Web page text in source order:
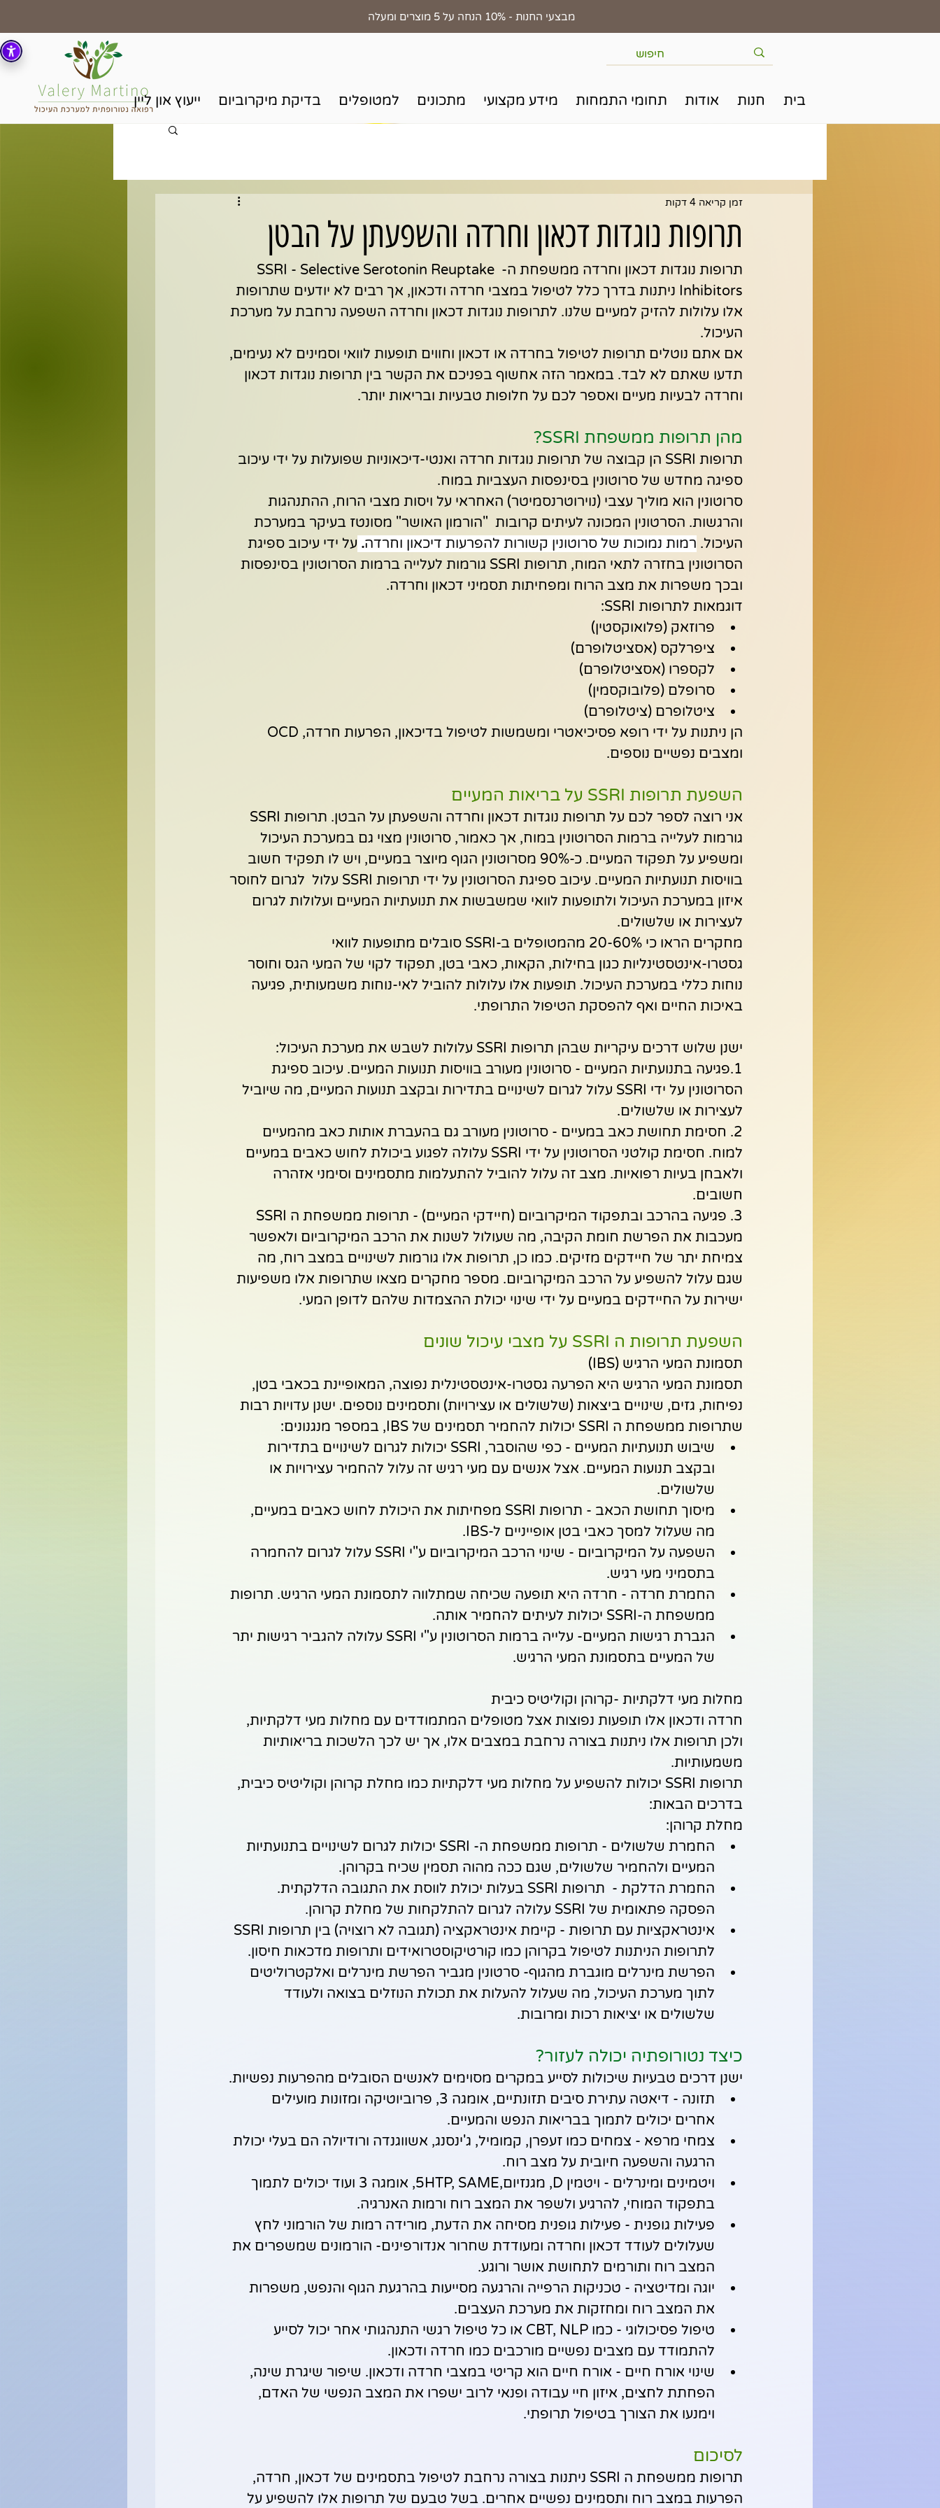
מבצעי החנות - 10% הנחה על 5 מוצרים ומעלה
בית חנות אודות תחומי התמחות מידע מקצועי מתכונים למטופלים בדיקת מיקרוביום ייעוץ און ליין
תרופות נוגדות דכאון וחרדה והשפעתן על הבטן
זמן קריאה 4 דקות
תרופות נוגדות דכאון וחרדה ממשפחת ה- SSRI - Selective Serotonin Reuptake
Inhibitors ניתנות בדרך כלל לטיפול במצבי חרדה ודכאון, אך רבים לא יודעים שתרופות
אלו עלולות להזיק למעיים שלנו. לתרופות נוגדות דכאון וחרדה השפעה נרחבת על מערכת
העיכול.
אם אתם נוטלים תרופות לטיפול בחרדה או דכאון וחווים תופעות לוואי וסמינים לא נעימים,
תדעו שאתם לא לבד. במאמר הזה אחשוף בפניכם את הקשר בין תרופות נוגדות דכאון
וחרדה לבעיות מעיים ואספר לכם על חלופות טבעיות ובריאות יותר.
מהן תרופות ממשפחת SSRI?
תרופות SSRI הן קבוצה של תרופות נוגדות חרדה ואנטי-דיכאוניות שפועלות על ידי עיכוב
ספיגה מחדש של סרוטונין בסינפסות העצביות במוח.
סרוטונין הוא מוליך עצבי (נוירוטרנסמיטר) האחראי על ויסות מצבי הרוח, ההתנהגות
והרגשות. הסרטונין המכונה לעיתים קרובות  "הורמון האושר" מסונטז בעיקר במערכת
העיכול. רמות נמוכות של סרוטונין קשורות להפרעות דיכאון וחרדה. על ידי עיכוב ספיגת
הסרוטונין בחזרה לתאי המוח, תרופות SSRI גורמות לעלייה ברמות הסרוטונין בסינפסות
ובכך משפרות את מצב הרוח ומפחיתות תסמיני דכאון וחרדה.
דוגמאות לתרופות SSRI:
פרוזאק (פלואוקסטין)
ציפרלקס (אסציטלופרם)
לקספרו (אסציטלופרם)
סרופלם (פלובוקסמין)
ציטלופרם (ציטלופרם)
ומצבים נפשיים נוספים.
השפעת תרופות SSRI על בריאות המעיים
גורמות לעלייה ברמות הסרוטונין במוח, אך כאמור, סרוטונין מצוי גם במערכת העיכול
ומשפיע על תפקוד המעיים. כ-90% מסרוטונין הגוף מיוצר במעיים, ויש לו תפקיד חשוב
בוויסות תנועתיות המעיים. עיכוב ספיגת הסרוטונין על ידי תרופות SSRI עלול  לגרום לחוסר
איזון במערכת העיכול ולתופעות לוואי שמשבשות את תנועתיות המעיים ועלולות לגרום
לעצירות או שלשולים.
מחקרים הראו כי 20-60% מהמטופלים ב-SSRI סובלים מתופעות לוואי
גסטרו-אינטסטינליות כגון בחילות, הקאות, כאבי בטן, תפקוד לקוי של המעי הגס וחוסר
נוחות כללי במערכת העיכול. תופעות אלו עלולות להוביל לאי-נוחות משמעותית, פגיעה
באיכות החיים ואף להפסקת הטיפול התרופתי.
ישנן שלוש דרכים עיקריות שבהן תרופות SSRI עלולות לשבש את מערכת העיכול:
1.פגיעה בתנועתיות המעיים - סרוטונין מעורב בוויסות תנועות המעיים. עיכוב ספיגת
הסרוטונין על ידי SSRI עלול לגרום לשינויים בתדירות ובקצב תנועות המעיים, מה שיוביל
לעצירות או שלשולים.
2. חסימת תחושת כאב במעיים - סרוטונין מעורב גם בהעברת אותות כאב מהמעיים
למוח. חסימת קולטני הסרוטונין על ידי SSRI עלולה לפגוע ביכולת לחוש כאבים במעיים
ולאבחן בעיות רפואיות. מצב זה עלול להוביל להתעלמות מתסמינים וסימני אזהרה
חשובים.
מעכבות את הפרשת חומת הקיבה, מה שעולול לשנות את הרכב המיקרוביום ולאפשר
צמיחת יתר של חיידקים מזיקים. כמו כן, תרופות אלו גורמות לשינויים במצב רוח, מה
שגם עלול להשפיע על הרכב המיקרוביום. מספר מחקרים מצאו שתרופות אלו משפיעות
ישירות על החיידקים במעיים על ידי שינוי יכולת ההצמדות שלהם לדופן המעי.
השפעת תרופות ה SSRI על מצבי עיכול שונים
תסמונת המעי הרגיש (IBS)
תסמונת המעי הרגיש היא הפרעה גסטרו-אינטסטינלית נפוצה, המאופיינת בכאבי בטן,
נפיחות, גזים, שינויים ביצאות (שלשולים או עצירויות) ותסמינים נוספים. ישנן עדויות רבות
שתרופות ממשפחת ה SSRI יכולות להחמיר תסמינים של IBS, במספר מנגנונים:
שיבוש תנועתיות המעיים - כפי שהוסבר, SSRI יכולות לגרום לשינויים בתדירות
ובקצב תנועות המעיים. אצל אנשים עם מעי רגיש זה עלול להחמיר עצירויות או
שלשולים.
מיסוך תחושת הכאב - תרופות SSRI מפחיתות את היכולת לחוש כאבים במעיים,
מה שעלול למסך כאבי בטן אופייניים ל-IBS.
השפעה על המיקרוביום - שינוי הרכב המיקרוביום ע"י SSRI עלול לגרום להחמרה
בתסמיני מעי רגיש.
החמרת חרדה - חרדה היא תופעה שכיחה שמתלווה לתסמונת המעי הרגיש. תרופות
ממשפחת ה-SSRI יכולות לעיתים להחמיר אותה.
הגברת רגישות המעיים- עלייה ברמות הסרוטונין ע"י SSRI עלולה להגביר רגישות יתר
של המעיים בתסמונת המעי הרגיש.
מחלות מעי דלקתיות -קרוהן וקוליטיס כיבית
חרדה ודכאון אלו תופעות נפוצות אצל מטופלים המתמודדים עם מחלות מעי דלקתיות,
ולכן תרופות אלו ניתנות בצורה נרחבת במצבים אלו, אך יש לכך הלשכות בריאותיות
משמעותיות.
תרופות SSRI יכולות להשפיע על מחלות מעי דלקתיות כמו מחלת קרוהן וקוליטיס כיבית,
בדרכים הבאות:
מחלת קרוהן:
החמרת שלשולים - תרופות ממשפחת ה- SSRI יכולות לגרום לשינויים בתנועתיות
המעיים ולהחמיר שלשולים, שגם ככה מהוה תסמין שכיח בקרוהן.
החמרת הדלקת -  תרופות SSRI בעלות יכולת לווסת את התגובה הדלקתית.
הפסקה פתאומית של SSRI עלולה לגרום להתלקחות של מחלת קרוהן.
לתרופות הניתנות לטיפול בקרוהן כמו קורטיקוסטרואידים ותרופות מדכאות חיסון.
הפרשת מינרלים מוגברת מהגוף- סרטונין מגביר הפרשת מינרלים ואלקטרוליטים
לתוך מערכת העיכול, מה שעלול להעלות את תכולת הנוזלים בצואה ולעודד
שלשולים או יציאות רכות ומרובות.
כיצד נטורופתיה יכולה לעזור?
ישנן דרכים טבעיות שיכולות לסייע במקרים מסוימים לאנשים הסובלים מהפרעות נפשיות.
תזונה - דיאטה עתירת סיבים תזונתיים, אומגה 3, פרוביוטיקה ומזונות מועילים
אחרים יכולים לתמוך בבריאות הנפש והמעיים.
צמחי מרפא - צמחים כמו זעפרן, קמומיל, ג'ינסנג, אשווגנדה ורודיולה הם בעלי יכולת
הרגעה והשפעה חיובית על מצב רוח.
ויטמינים ומינרלים - ויטמין D, מגנזיום,5HTP, SAME, אומגה 3 ועוד יכולים לתמוך
בתפקוד המוחי, להרגיע ולשפר את המצב רוח ורמות האנרגיה.
פעילות גופנית - פעילות גופנית מסיחה את הדעת, מורידה רמות של הורמוני לחץ
שעלולים לעודד דכאון וחרדה ומעודדת שחרור אנדורפינים- הורמונים שמשפרים את
המצב רוח ותורמים לתחושת אושר ורוגע.
יוגה ומדיטציה - טכניקות הרפייה והרגעה מסייעות בהרגעת הגוף והנפש, משפרות
את המצב רוח ומחזקות את מערכת העצבים.
טיפול פסיכולוגי - כמו CBT, NLP או כל טיפול רגשי התנהגותי אחר יכול לסייע
להתמודד עם מצבים נפשיים מורכבים כמו חרדה ודכאון.
שינוי אורח חיים - אורח חיים הוא קריטי במצבי חרדה ודכאון. שיפור שיגרת שינה,
הפחתת לחצים, איזון חיי עבודה ופנאי לרוב ישפרו את המצב הנפשי של האדם,
וימנעו את הצורך בטיפול תרופתי.
לסיכום
תרופות ממשפחת ה SSRI ניתנות בצורה נרחבת לטיפול בתסמינים של דכאון, חרדה,
הפרעות במצב רוח ותסמינים נפשיים אחרים. בשל טבעם של תרופות אלו להשפיע על